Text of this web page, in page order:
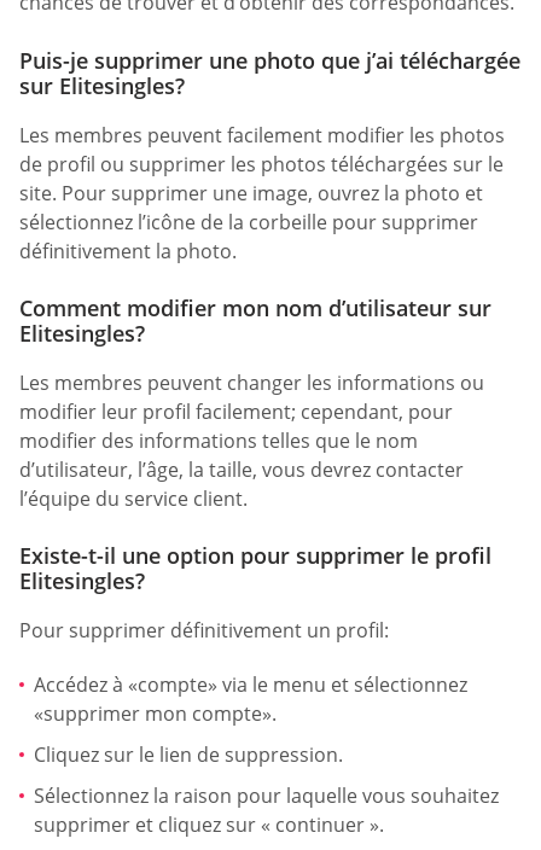
Puis-je supprimer une photo que j’ai téléchargée
sur Elitesingles?
Les membres peuvent facilement modifier les photos
de profil ou supprimer les photos téléchargées sur le
site. Pour supprimer une image, ouvrez la photo et
sélectionnez l’icône de la corbeille pour supprimer
définitivement la photo.
Comment modifier mon nom d’utilisateur sur
Elitesingles?
Les membres peuvent changer les informations ou
modifier leur profil facilement; cependant, pour
modifier des informations telles que le nom
d’utilisateur, l’âge, la taille, vous devrez contacter
l’équipe du service client.
Existe-t-il une option pour supprimer le profil
Elitesingles?
Pour supprimer définitivement un profil:
Accédez à «compte» via le menu et sélectionnez
«supprimer mon compte».
Cliquez sur le lien de suppression.
Sélectionnez la raison pour laquelle vous souhaitez
supprimer et cliquez sur « continuer ».